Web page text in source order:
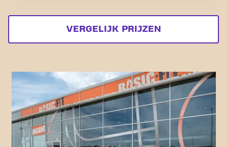
VERGELIJK PRIJZEN